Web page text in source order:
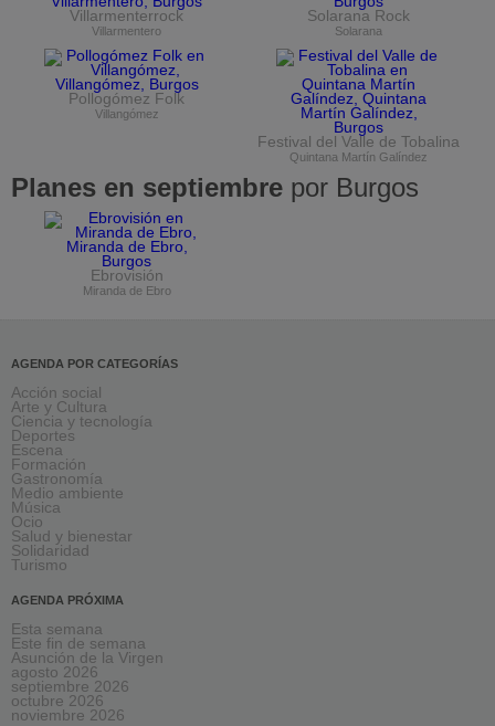
Villarmenterrock
Villarmentero
Solarana Rock
Solarana
Pollogómez Folk
Villangómez
Festival del Valle de Tobalina
Quintana Martín Galíndez
Planes en septiembre por Burgos
Ebrovisión
Miranda de Ebro
AGENDA POR CATEGORÍAS
Acción social
Arte y Cultura
Ciencia y tecnología
Deportes
Escena
Formación
Gastronomía
Medio ambiente
Música
Ocio
Salud y bienestar
Solidaridad
Turismo
AGENDA PRÓXIMA
Esta semana
Este fin de semana
Asunción de la Virgen
agosto 2026
septiembre 2026
octubre 2026
noviembre 2026